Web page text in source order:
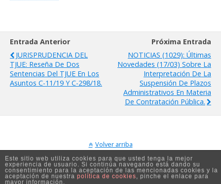
Entrada Anterior
JURISPRUDENCIA DEL
TJUE: Reseña De Dos
Sentencias Del TJUE En Los
Asuntos C-11/19 Y C-298/18.
Próxima Entrada
NOTICIAS (1029): Últimas
Novedades (17/03) Sobre La
Interpretación De La
Suspensión De Plazos
Administrativos En Materia
De Contratación Pública.
Volver arriba
Móvil Escritorio
Este sitio web utiliza cookies para que usted tenga la mejor
experiencia de usuario. Si continúa navegando está dando su
consentimiento para la aceptación de las mencionadas cookies y la
aceptación de nuestra política de cookies, pinche el enlace para
mayor información.